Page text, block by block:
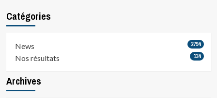
Catégories
News 2794
Nos résultats 134
Archives